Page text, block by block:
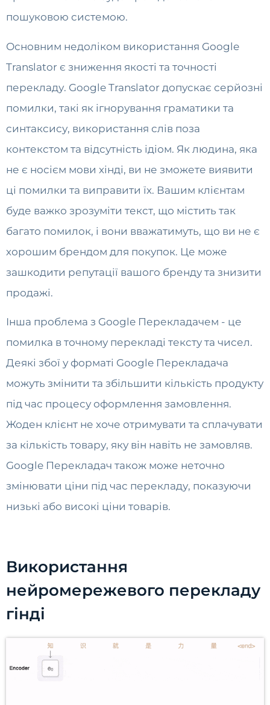
пошуковою системою.
Основним недоліком використання Google
Translator є зниження якості та точності
перекладу. Google Translator допускає серйозні
помилки, такі як ігнорування граматики та
синтаксису, використання слів поза
контекстом та відсутність ідіом. Як людина, яка
не є носієм мови хінді, ви не зможете виявити
ці помилки та виправити їх. Вашим клієнтам
буде важко зрозуміти текст, що містить так
багато помилок, і вони вважатимуть, що ви не є
хорошим брендом для покупок. Це може
зашкодити репутації вашого бренду та знизити
продажі.
Інша проблема з Google Перекладачем - це
помилка в точному перекладі тексту та чисел.
Деякі збої у форматі Google Перекладача
можуть змінити та збільшити кількість продукту
під час процесу оформлення замовлення.
Жоден клієнт не хоче отримувати та сплачувати
за кількість товару, яку він навіть не замовляв.
Google Перекладач також може неточно
змінювати ціни під час перекладу, показуючи
низькі або високі ціни товарів.
Використання
нейромережевого перекладу
гінді